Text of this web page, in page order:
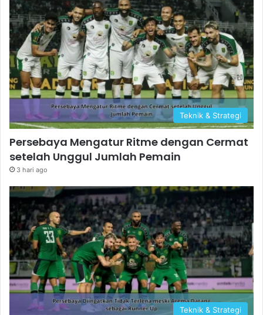
Teknik & Strategi
Persebaya Mengatur Ritme dengan Cermat
setelah Unggul Jumlah Pemain
3 hari ago
Teknik & Strategi